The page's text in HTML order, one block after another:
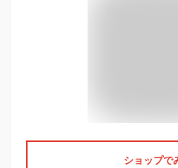
ショップで